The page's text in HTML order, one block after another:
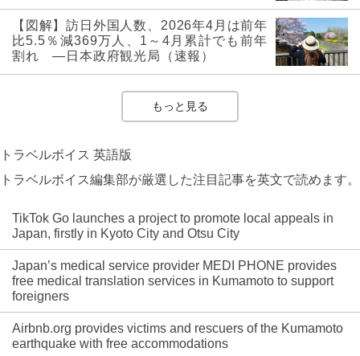
【図解】訪日外国人数、2026年4月は前年
比5.5％減369万人、1～4月累計でも前年
割れ ―日本政府観光局（速報）
もっと見る
トラベルボイス 英語版
トラベルボイス編集部が厳選した注目記事を英文で読めます。
TikTok Go launches a project to promote local appeals in
Japan, firstly in Kyoto City and Otsu City
Japan’s medical service provider MEDI PHONE provides
free medical translation services in Kumamoto to support
foreigners
Airbnb.org provides victims and rescuers of the Kumamoto
earthquake with free accommodations